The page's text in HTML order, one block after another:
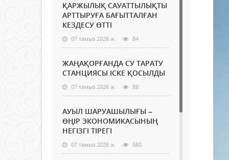
ҚАРЖЫЛЫҚ САУАТТЫЛЫҚТЫ
АРТТЫРУҒА БАҒЫТТАЛҒАН
КЕЗДЕСУ ӨТТІ
07 тамыз 2026 ж. 84
ЖАҢАҚОРҒАНДА СУ ТАРАТУ
СТАНЦИЯСЫ ІСКЕ ҚОСЫЛДЫ
07 тамыз 2026 ж. 88
АУЫЛ ШАРУАШЫЛЫҒЫ –
ӨҢІР ЭКОНОМИКАСЫНЫҢ
НЕГІЗГІ ТІРЕГІ
07 тамыз 2026 ж. 580